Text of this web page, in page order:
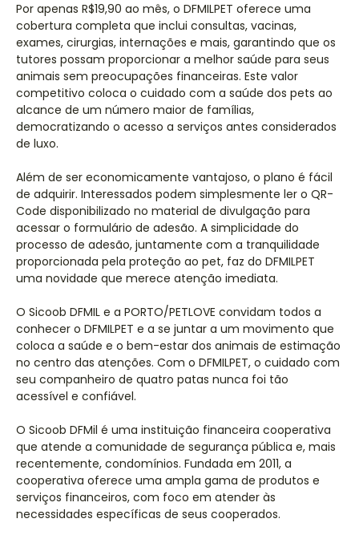
Por apenas R$19,90 ao mês, o DFMILPET oferece uma
cobertura completa que inclui consultas, vacinas,
exames, cirurgias, internações e mais, garantindo que os
tutores possam proporcionar a melhor saúde para seus
animais sem preocupações financeiras. Este valor
competitivo coloca o cuidado com a saúde dos pets ao
alcance de um número maior de famílias,
democratizando o acesso a serviços antes considerados
de luxo.
Além de ser economicamente vantajoso, o plano é fácil
de adquirir. Interessados podem simplesmente ler o QR-
Code disponibilizado no material de divulgação para
acessar o formulário de adesão. A simplicidade do
processo de adesão, juntamente com a tranquilidade
proporcionada pela proteção ao pet, faz do DFMILPET
uma novidade que merece atenção imediata.
O Sicoob DFMIL e a PORTO/PETLOVE convidam todos a
conhecer o DFMILPET e a se juntar a um movimento que
coloca a saúde e o bem-estar dos animais de estimação
no centro das atenções. Com o DFMILPET, o cuidado com
seu companheiro de quatro patas nunca foi tão
acessível e confiável.
O Sicoob DFMil é uma instituição financeira cooperativa
que atende a comunidade de segurança pública e, mais
recentemente, condomínios. Fundada em 2011, a
cooperativa oferece uma ampla gama de produtos e
serviços financeiros, com foco em atender às
necessidades específicas de seus cooperados.